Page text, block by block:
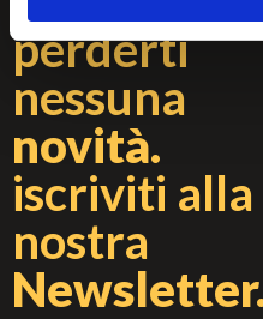
perderti
nessuna
novità.
iscriviti alla
nostra